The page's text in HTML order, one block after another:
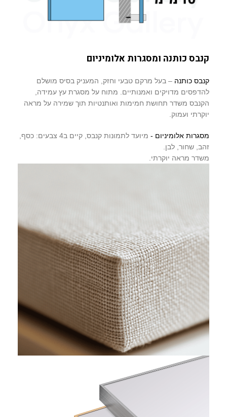
קנבס כותנה ומסגרות אלומיניום
קנבס כותנה – בעל מרקם טבעי וחזק, המעניק בסיס מושלם
להדפסים מדויקים ואמנותיים. מתוח על מסגרת עץ עמידה,
הקנבס משדר תחושת חמימות ואותנטיות תוך שמירה על מראה
יוקרתי ועמוק.
מסגרות אלומיניום -
מיועד לתמונות קנבס, קיים ב4 צבעים: כסף,
זהב, שחור, לבן.
משדר מראה יוקרתי.